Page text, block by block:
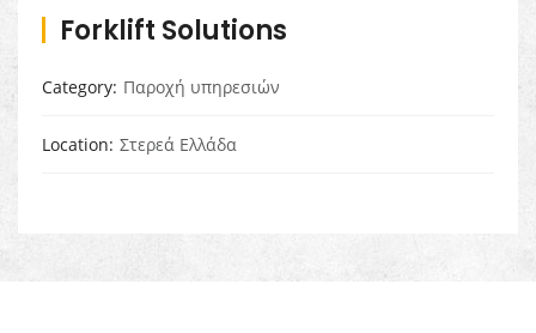
Forklift Solutions
Category Παροχή υπηρεσιών
Location Στερεά Ελλάδα